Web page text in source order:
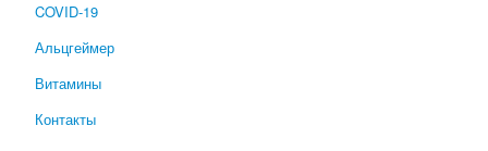
COVID-19
Альцгеймер
Витамины
Контакты